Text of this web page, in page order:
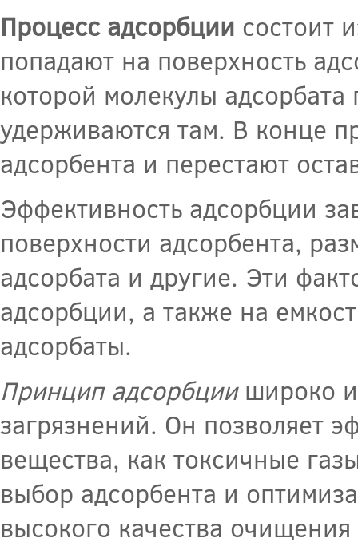
Процесс адсорбции состоит
попадают на поверхность
которой молекулы
удерживаются там. В конце
адсорбента и перестают
Эффективность адсорбции
поверхности адсорбента,
адсорбата и другие. Эти
адсорбции, а также на
адсорбаты.
Принцип адсорбциишироко
загрязнений. Он позволяет
вещества, как токсичные
выбор адсорбента и
высокого качества очищения